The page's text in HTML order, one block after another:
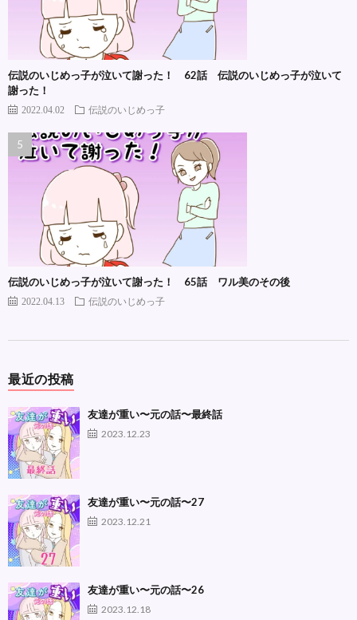
伝説のいじめっ子が泣いて謝った！ 62話 伝説のいじめっ子が泣いて
謝った！
2022.04.02 伝説のいじめっ子
伝説のいじめっ子が泣いて謝った！ 65話 ワル美のその後
2022.04.13 伝説のいじめっ子
最近の投稿
友達が重い〜元の話〜最終話
2023.12.23
友達が重い〜元の話〜27
2023.12.21
友達が重い〜元の話〜26
2023.12.18